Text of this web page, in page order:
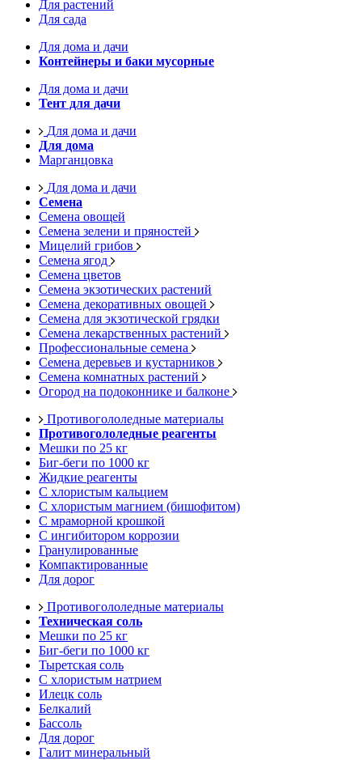
Для растений
Для сада
Для дома и дачи
Контейнеры и баки мусорные
Для дома и дачи
Тент для дачи
Для дома и дачи
Для дома
Марганцовка
Для дома и дачи
Семена
Семена овощей
Семена зелени и пряностей
Мицелий грибов
Семена ягод
Семена цветов
Семена экзотических растений
Семена декоративных овощей
Семена для экзотической грядки
Семена лекарственных растений
Профессиональные семена
Семена деревьев и кустарников
Семена комнатных растений
Огород на подоконнике и балконе
Противогололедные материалы
Противогололедные реагенты
Мешки по 25 кг
Биг-беги по 1000 кг
Жидкие реагенты
С хлористым кальцием
С хлористым магнием (бишофитом)
С мраморной крошкой
С ингибитором коррозии
Гранулированные
Компактированные
Для дорог
Противогололедные материалы
Техническая соль
Мешки по 25 кг
Биг-беги по 1000 кг
Тыретская соль
С хлористым натрием
Илецк соль
Белкалий
Бассоль
Для дорог
Галит минеральный